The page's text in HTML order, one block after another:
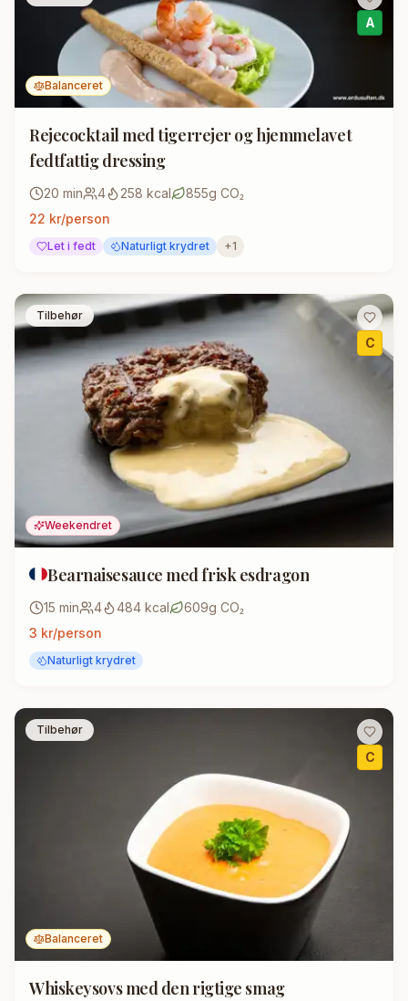
Balanceret
A
Rejecocktail med tigerrejer og hjemmelavet
fedtfattig dressing
20 min 4 258 kcal 855g CO₂
22 kr/person
Let i fedt Naturligt krydret +1
Weekendret
Tilbehør
C
Bearnaisesauce med frisk esdragon
15 min 4 484 kcal 609g CO₂
3 kr/person
Naturligt krydret
Balanceret
Tilbehør
C
Whiskeysovs med den rigtige smag